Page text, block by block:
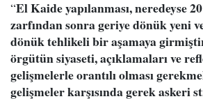
“El Kaide yapılanması, neredeyse
zarfından sonra geriye dönük yeni
dönük tehlikeli bir aşamaya
örgütün siyaseti, açıklamaları ve
gelişmelerle orantılı olması
gelişmeler karşısında gerek askeri